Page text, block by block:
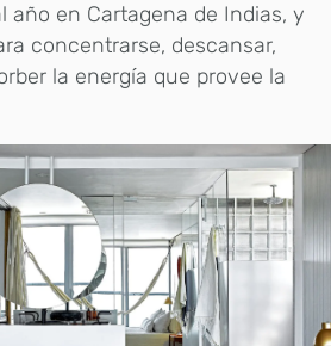
año en Cartagena de Indias, y
concentrarse, descansar,
la energía que provee la